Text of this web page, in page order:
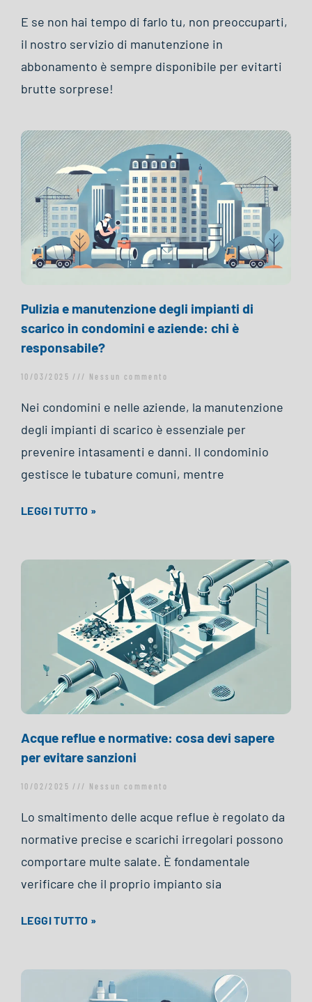
E se non hai tempo di farlo tu, non preoccuparti,
il nostro servizio di manutenzione in
abbonamento è sempre disponibile per evitarti
brutte sorprese!
Pulizia e manutenzione degli impianti di
scarico in condomini e aziende: chi è
responsabile?
10/03/2025 Nessun commento
Nei condomini e nelle aziende, la manutenzione
degli impianti di scarico è essenziale per
prevenire intasamenti e danni. Il condominio
gestisce le tubature comuni, mentre
LEGGI TUTTO »
Acque reflue e normative: cosa devi sapere
per evitare sanzioni
10/02/2025 Nessun commento
Lo smaltimento delle acque reflue è regolato da
normative precise e scarichi irregolari possono
comportare multe salate. È fondamentale
verificare che il proprio impianto sia
LEGGI TUTTO »